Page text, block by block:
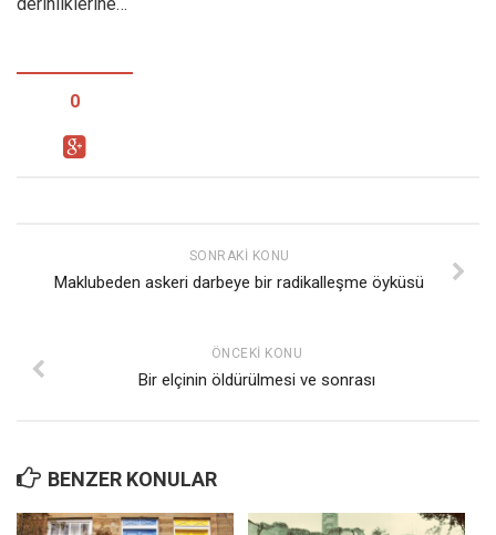
0
SONRAKI KONU
Maklubeden askeri darbeye bir radikalleşme öyküsü
ÖNCEKI KONU
Bir elçinin öldürülmesi ve sonrası
BENZER KONULAR